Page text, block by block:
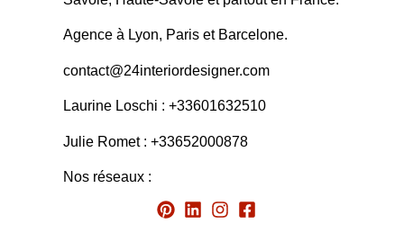
Agence à Lyon, Paris et Barcelone.
contact@24interiordesigner.com
Laurine Loschi : +33601632510
Julie Romet : +33652000878
Nos réseaux :